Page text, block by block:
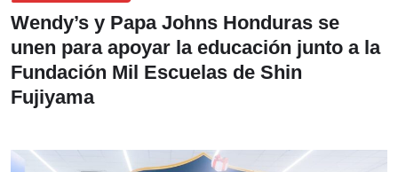
Wendy’s y Papa Johns Honduras se
unen para apoyar la educación junto a la
Fundación Mil Escuelas de Shin
Fujiyama